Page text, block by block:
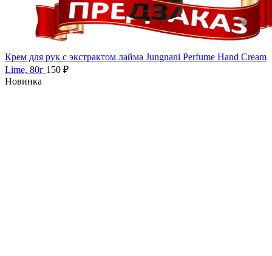
Крем для рук с экстрактом лайма Jungnani Perfume Hand Cream
Lime, 80г 150 ₽
Новинка